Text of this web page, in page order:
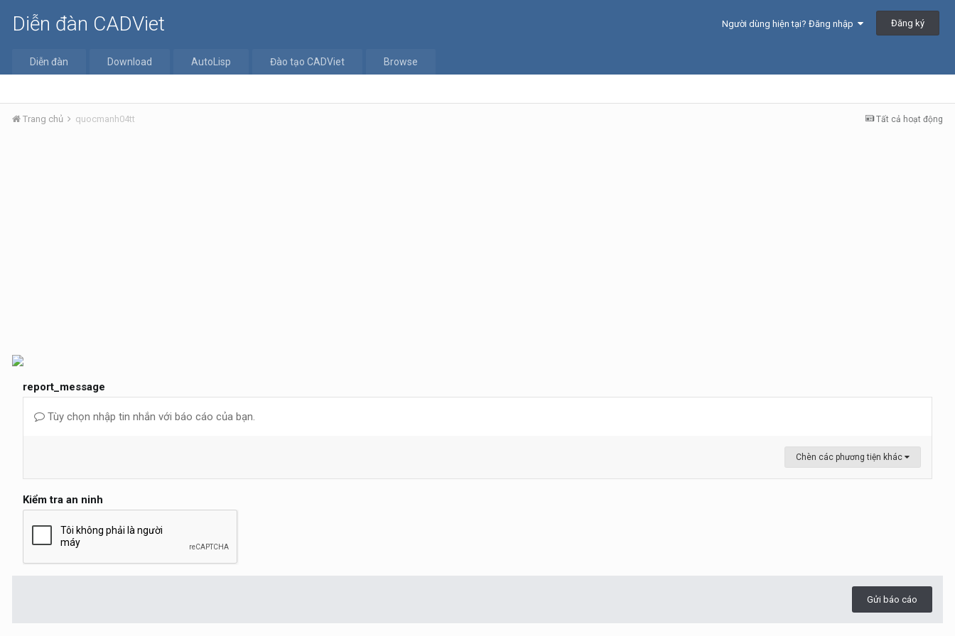
Diễn đàn CADViet Người dùng hiện tại? Đăng nhập Đăng ký
Diễn đàn Download AutoLisp Đào tạo CADViet Browse
Tất cả hoạt động
Trang chủ quocmanh04tt
report_message
Tùy chọn nhập tin nhắn với báo cáo của bạn.
Chèn các phương tiện khác
Kiểm tra an ninh
Gửi báo cáo